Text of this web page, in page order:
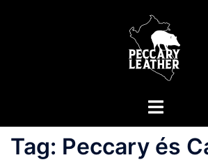
Toggle
Tag: Peccary és